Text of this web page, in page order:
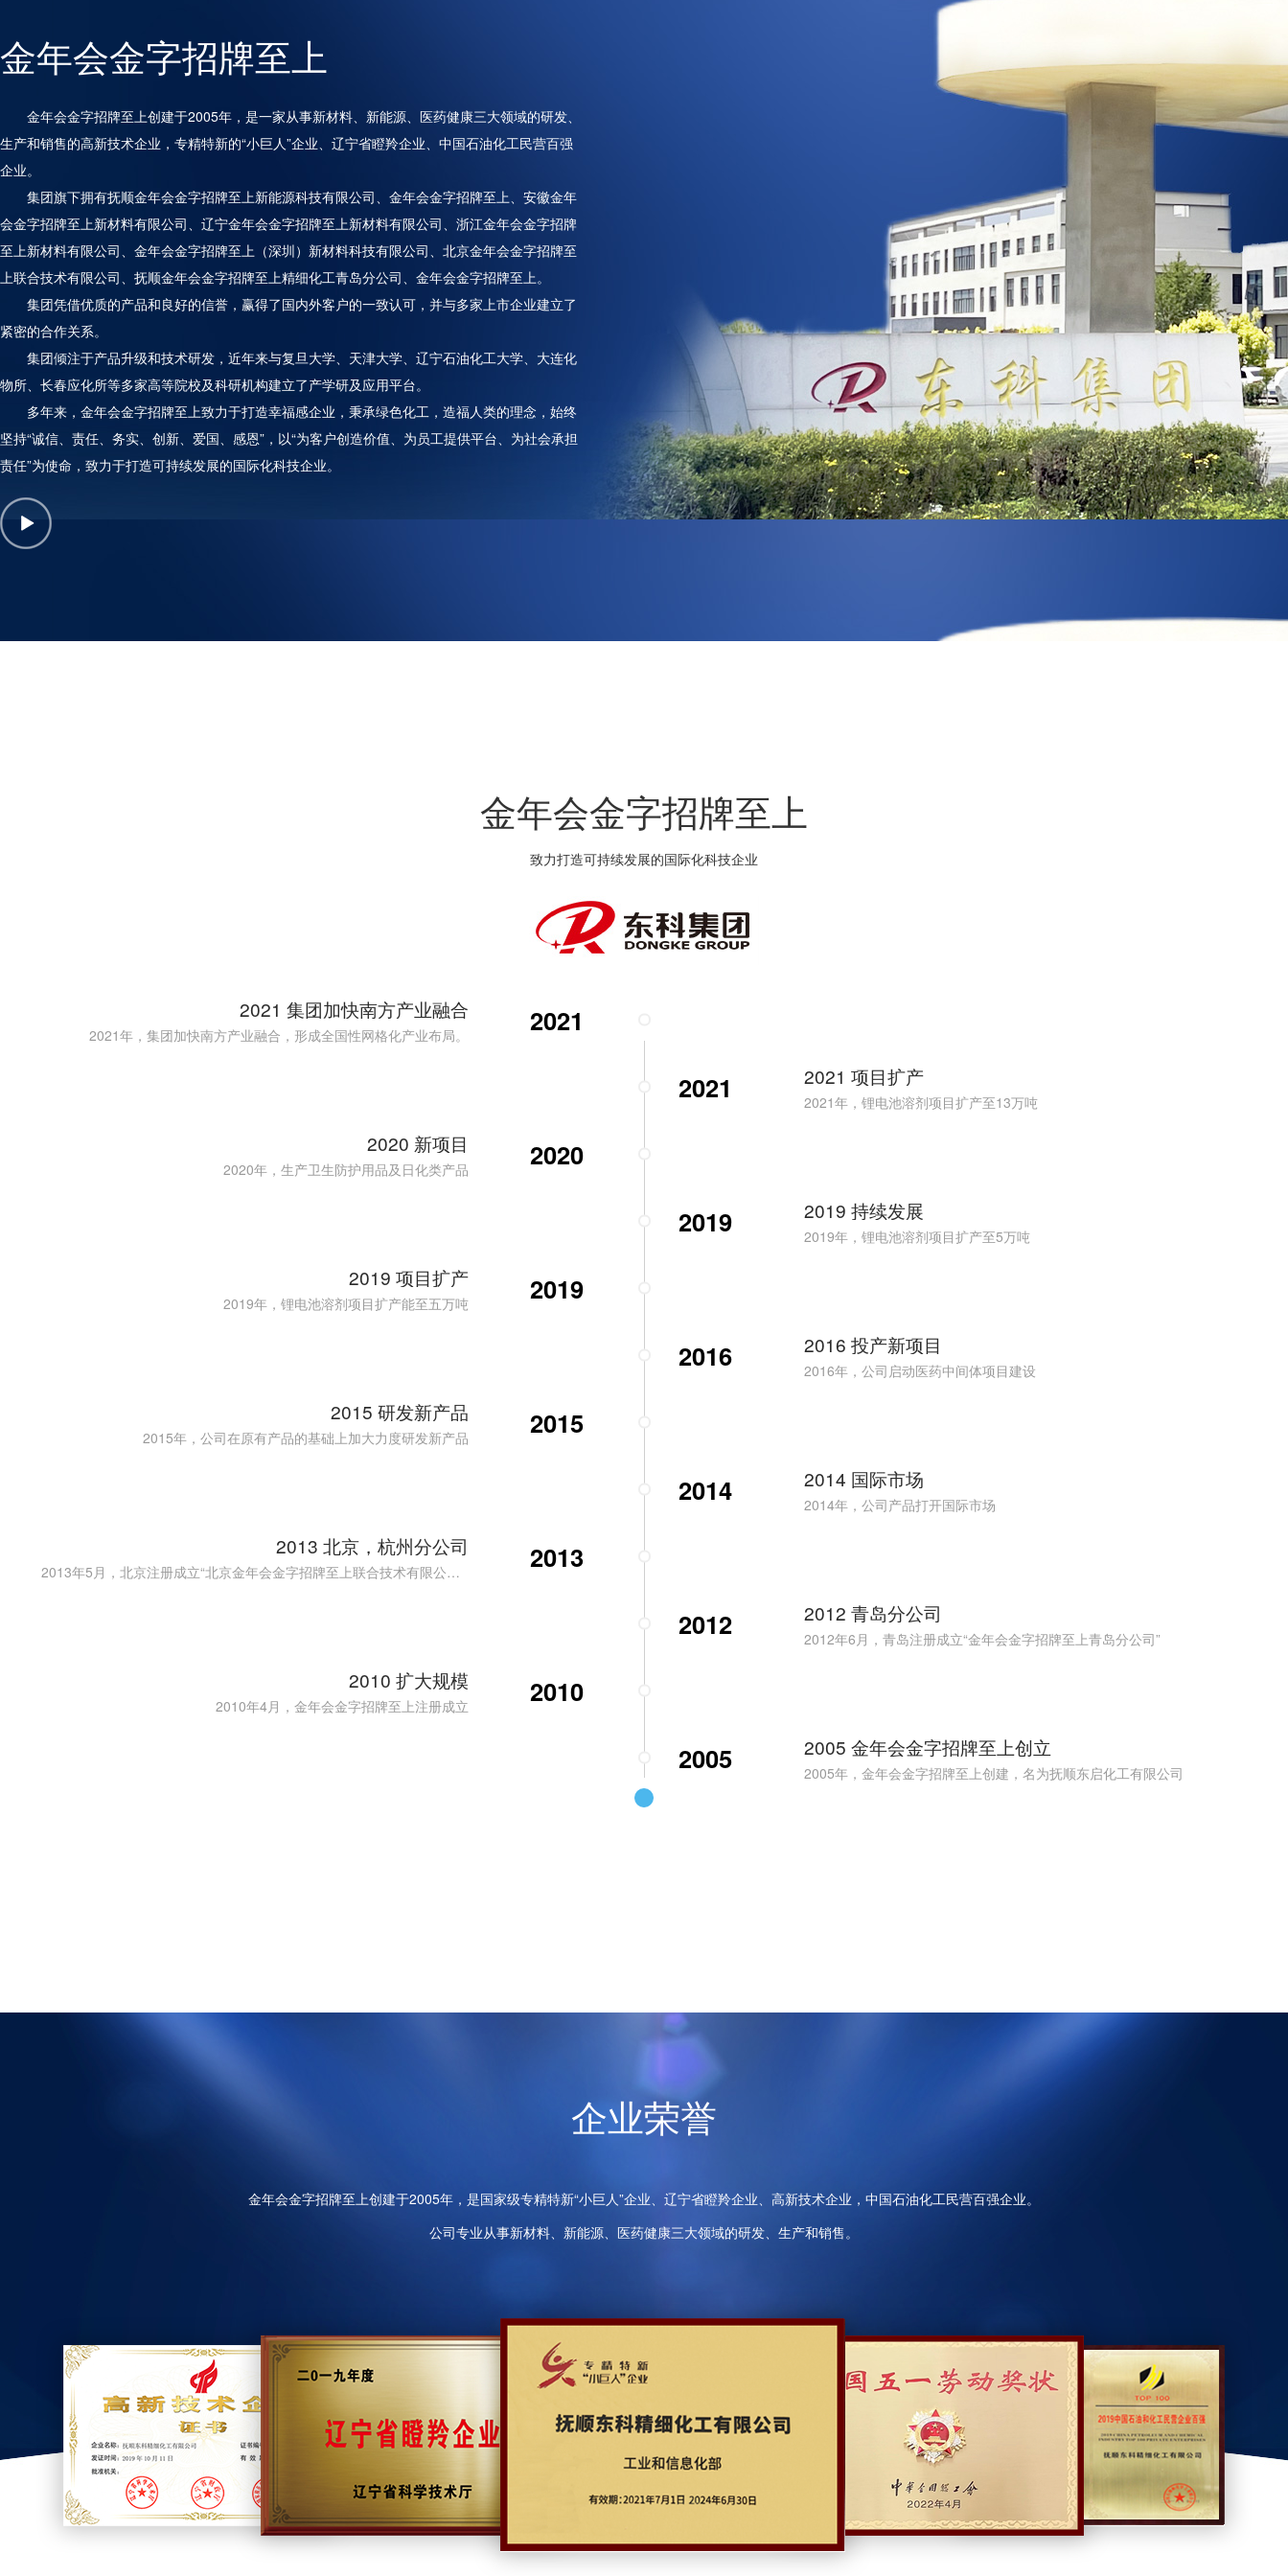
金年会金字招牌至上
金年会金字招牌至上创建于2005年，是一家从事新材料、新能源、医药健康三大领域的研发、
生产和销售的高新技术企业，专精特新的“小巨人”企业、辽宁省瞪羚企业、中国石油化工民营百强
企业。
集团旗下拥有抚顺金年会金字招牌至上新能源科技有限公司、金年会金字招牌至上、安徽金年
会金字招牌至上新材料有限公司、辽宁金年会金字招牌至上新材料有限公司、浙江金年会金字招牌
至上新材料有限公司、金年会金字招牌至上（深圳）新材料科技有限公司、北京金年会金字招牌至
上联合技术有限公司、抚顺金年会金字招牌至上精细化工青岛分公司、金年会金字招牌至上。
集团凭借优质的产品和良好的信誉，赢得了国内外客户的一致认可，并与多家上市企业建立了
紧密的合作关系。
集团倾注于产品升级和技术研发，近年来与复旦大学、天津大学、辽宁石油化工大学、大连化
物所、长春应化所等多家高等院校及科研机构建立了产学研及应用平台。
多年来，金年会金字招牌至上致力于打造幸福感企业，秉承绿色化工，造福人类的理念，始终
坚持“诚信、责任、务实、创新、爱国、感恩”，以“为客户创造价值、为员工提供平台、为社会承担
责任”为使命，致力于打造可持续发展的国际化科技企业。
金年会金字招牌至上
致力打造可持续发展的国际化科技企业
2021 集团加快南方产业融合
2021年，集团加快南方产业融合，形成全国性网格化产业布局。 2021
2021 项目扩产
2021年，锂电池溶剂项目扩产至13万吨
2021
2020 新项目
2020年，生产卫生防护用品及日化类产品 2020
2019 持续发展
2019年，锂电池溶剂项目扩产至5万吨
2019
2019 项目扩产
2019年，锂电池溶剂项目扩产能至五万吨 2019
2016 投产新项目
2016年，公司启动医药中间体项目建设
2016
2015 研发新产品
2015年，公司在原有产品的基础上加大力度研发新产品 2015
2014 国际市场
2014年，公司产品打开国际市场
2014
2013 北京，杭州分公司
2013年5月，北京注册成立“北京金年会金字招牌至上联合技术有限公司” 2013年8月，杭州注册成立“浙江金年会金字招牌至上新材料公司” 2013
2012 青岛分公司
2012年6月，青岛注册成立“金年会金字招牌至上青岛分公司”
2012
2010 扩大规模
2010年4月，金年会金字招牌至上注册成立 2010
2005 金年会金字招牌至上创立
2005年，金年会金字招牌至上创建，名为抚顺东启化工有限公司
2005
企业荣誉
金年会金字招牌至上创建于2005年，是国家级专精特新“小巨人”企业、辽宁省瞪羚企业、高新技术企业，中国石油化工民营百强企业。
公司专业从事新材料、新能源、医药健康三大领域的研发、生产和销售。